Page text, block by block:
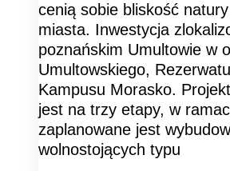
cenią sobie bliskość
miasta. Inwestycja
poznańskim Umultowie w
Umultowskiego,
Kampusu Morasko.
jest na trzy etapy, w
zaplanowane jest
wolnostojących typu